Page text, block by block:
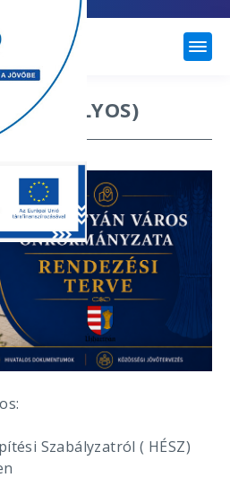
(HATÁLYOS)
Szabályzatról ( HÉSZ)